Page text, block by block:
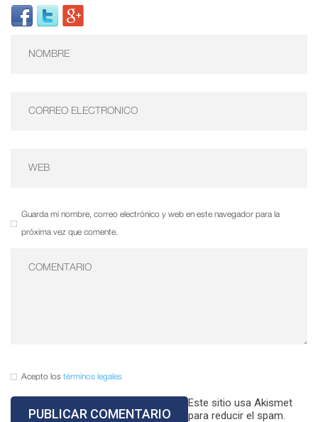
Guarda mi nombre, correo electrónico y web en este navegador para la
próxima vez que comente.
Acepto los términos legales
Este sitio usa Akismet
para reducir el spam.